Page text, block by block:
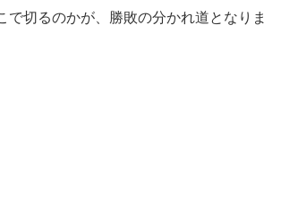
で切るのかが、勝敗の分かれ道となりま